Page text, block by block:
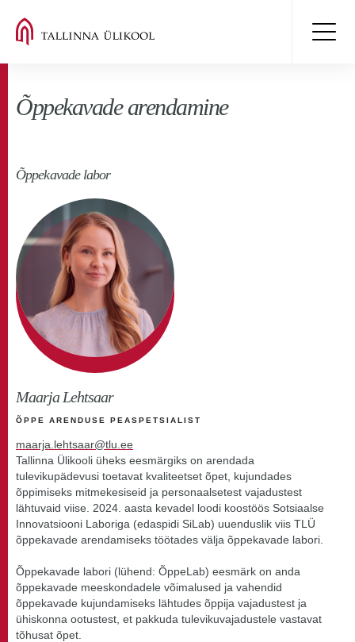
Õppekavade arendamine
Õppekavade labor
Maarja Lehtsaar
ÕPPE ARENDUSE PEASPETSIALIST
maarja.lehtsaar@tlu.ee
Tallinna Ülikooli üheks eesmärgiks on arendada
tulevikupädevusi toetavat kvaliteetset õpet, kujundades
õppimiseks mitmekesiseid ja personaalsetest vajadustest
lähtuvaid viise. 2024. aasta kevadel loodi koostöös Sotsiaalse
Innovatsiooni Laboriga (edaspidi SiLab) uuenduslik viis TLÜ
õppekavade arendamiseks töötades välja õppekavade labori.
Õppekavade labori (lühend: ÕppeLab) eesmärk on anda
õppekavade meeskondadele võimalused ja vahendid
õppekavade kujundamiseks lähtudes õppija vajadustest ja
ühiskonna ootustest, et pakkuda tulevikuvajadustele vastavat
tõhusat õpet.